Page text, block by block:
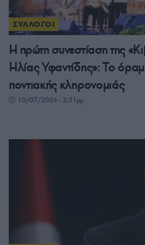
ΣΥΛΛΟΓΟΙ
Η πρώτη συνεστίαση της
Ηλίας Υφαντίδης»: Το
ποντιακής κληρονομιάς
10/07/2026 - 2:51μμ